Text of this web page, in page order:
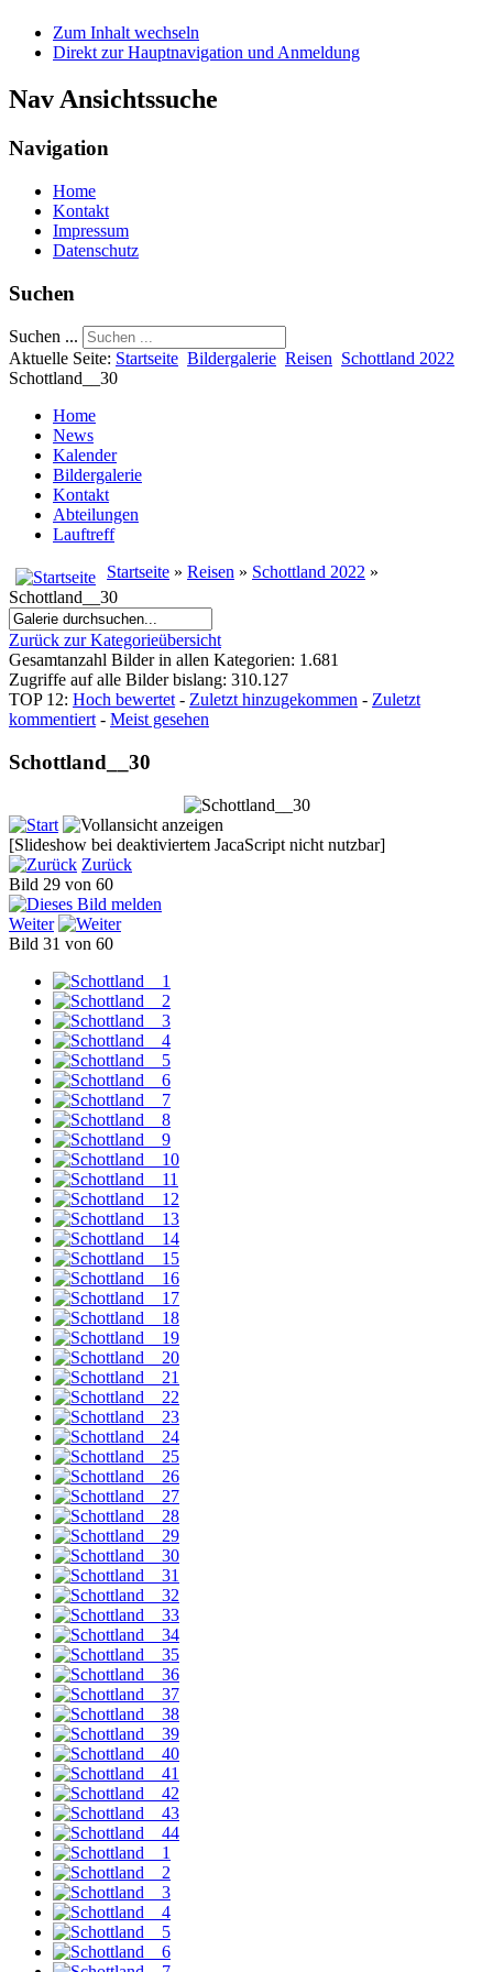
Zum Inhalt wechseln
Direkt zur Hauptnavigation und Anmeldung
Nav Ansichtssuche
Navigation
Home
Kontakt
Impressum
Datenschutz
Suchen
Suchen ...
Aktuelle Seite: Startseite Bildergalerie Reisen Schottland 2022
Schottland__30
Home
News
Kalender
Bildergalerie
Kontakt
Abteilungen
Lauftreff
Startseite » Reisen » Schottland 2022 »
Schottland__30
Zurück zur Kategorieübersicht
Gesamtanzahl Bilder in allen Kategorien: 1.681
Zugriffe auf alle Bilder bislang: 310.127
TOP 12: Hoch bewertet- Zuletzt hinzugekommen - Zuletzt
kommentiert- Meist gesehen
Schottland__30
[Slideshow bei deaktiviertem JacaScript nicht nutzbar]
Zurück
Bild 29 von 60
Weiter
Bild 31 von 60